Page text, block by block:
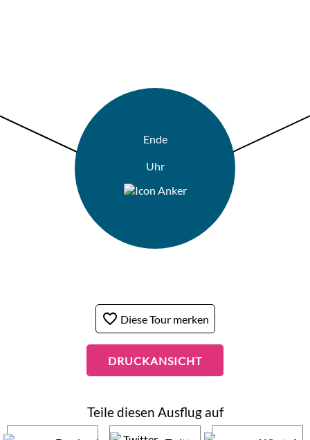
Ende
Uhr
favorite_border Diese Tour merken
DRUCKANSICHT
Teile diesen Ausflug auf